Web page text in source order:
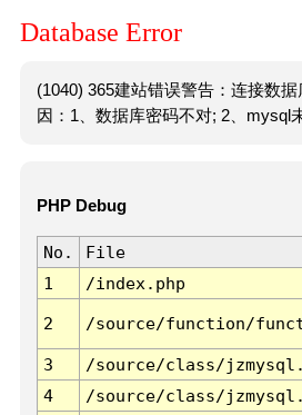
Database Error
(1040) 365建站错误警告：连接数
因：1、数据库密码不对; 2、mysql
PHP Debug
No. File
1
/index.php
2 /source/function/
3 /source/class/
4
/source/class/